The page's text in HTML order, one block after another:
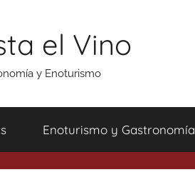
el Vino
y Enoturismo
Enoturismo y Gastronomía